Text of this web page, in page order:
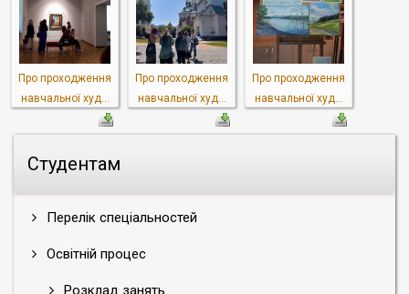
Студентам
Перелік спеціальностей
Освітній процес
Розклад занять
Про проходження
навчальної худ...
Про проходження
навчальної худ...
Про проходження
навчальної худ...